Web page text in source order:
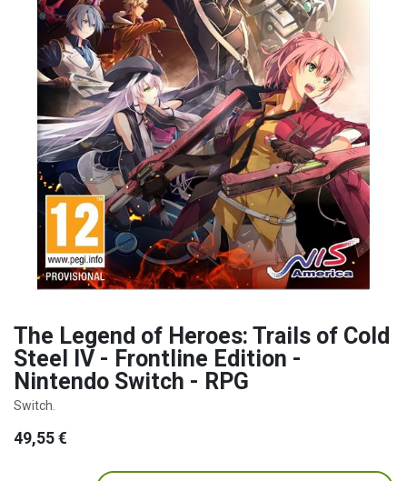
The Legend of Heroes: Trails of Cold
Steel IV - Frontline Edition -
Nintendo Switch - RPG
Switch.
49,55 €